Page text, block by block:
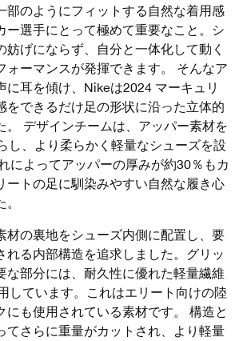
部のようにフィットする自然な着用感
ー選手にとって極めて重要なこと。シ
妨げにならず、自分と一体化して動く
ォーマンスが発揮できます。 そんなア
に耳を傾け、Nikeは2024 マーキュリ
をできるだけ足の形状に沿った立体的
。 デザインチームは、アッパー素材を
し、より柔らかく軽量なシューズを設
によってアッパーの厚みが約30％もカ
ートの足に馴染みやすい自然な履き心
。
材の裏地をシューズ内側に配置し、要
れる内部構造を追求しました。グリッ
な部分には、耐久性に優れた軽量繊維
しています。これはエリート向けの陸
にも使用されている素材です。 構造と
てさらに重量がカットされ、より軽量